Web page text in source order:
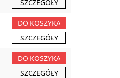
SZCZEGÓŁY
DO KOSZYKA
SZCZEGÓŁY
DO KOSZYKA
SZCZEGÓŁY